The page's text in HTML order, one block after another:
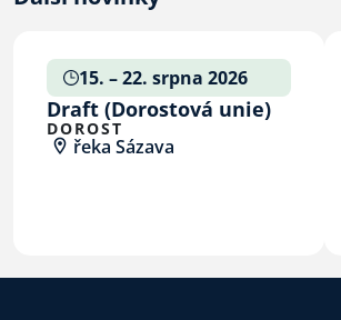
15. – 22. srpna 2026
Draft (Dorostová unie)
DOROST
řeka Sázava